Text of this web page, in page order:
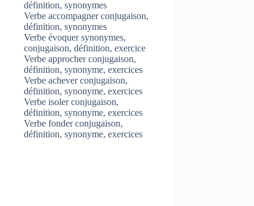
définition, synonymes
Verbe accompagner conjugaison,
définition, synonymes
Verbe évoquer synonymes,
conjugaison, définition, exercice
Verbe approcher conjugaison,
définition, synonyme, exercices
Verbe achever conjugaison,
définition, synonyme, exercices
Verbe isoler conjugaison,
définition, synonyme, exercices
Verbe fonder conjugaison,
définition, synonyme, exercices